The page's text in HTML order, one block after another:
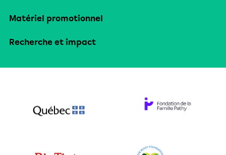
Matériel promotionnel
Recherche et impact